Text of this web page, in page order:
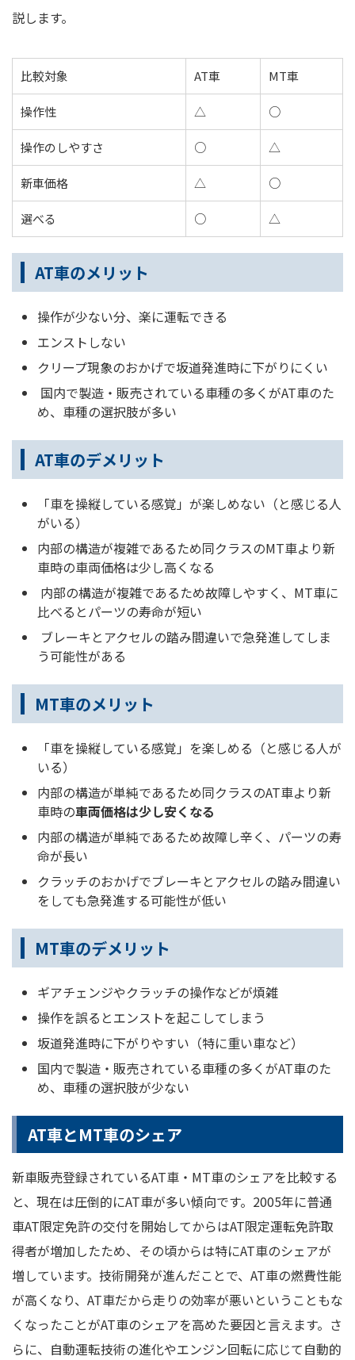
説します。
比較対象 AT車 MT車
操作性 △ ○
操作のしやすさ ○ △
新車価格 △ ○
選べる ○ △
AT車のメリット
操作が少ない分、楽に運転できる
エンストしない
クリープ現象のおかげで坂道発進時に下がりにくい
国内で製造・販売されている車種の多くがAT車のた
め、車種の選択肢が多い
AT車のデメリット
「車を操縦している感覚」が楽しめない（と感じる人
がいる）
内部の構造が複雑であるため同クラスのMT車より新
車時の車両価格は少し高くなる
内部の構造が複雑であるため故障しやすく、MT車に
比べるとパーツの寿命が短い
ブレーキとアクセルの踏み間違いで急発進してしま
う可能性がある
MT車のメリット
「車を操縦している感覚」を楽しめる（と感じる人が
いる）
内部の構造が単純であるため同クラスのAT車より新
車時の車両価格は少し安くなる
内部の構造が単純であるため故障し辛く、パーツの寿
命が長い
クラッチのおかげでブレーキとアクセルの踏み間違い
をしても急発進する可能性が低い
MT車のデメリット
ギアチェンジやクラッチの操作などが煩雑
操作を誤るとエンストを起こしてしまう
坂道発進時に下がりやすい（特に重い車など）
国内で製造・販売されている車種の多くがAT車のた
め、車種の選択肢が少ない
AT車とMT車のシェア
新車販売登録されているAT車・MT車のシェアを比較する
と、現在は圧倒的にAT車が多い傾向です。2005年に普通
車AT限定免許の交付を開始してからはAT限定運転免許取
得者が増加したため、その頃からは特にAT車のシェアが
増しています。技術開発が進んだことで、AT車の燃費性能
が高くなり、AT車だから走りの効率が悪いということもな
くなったことがAT車のシェアを高めた要因と言えます。さ
らに、自動運転技術の進化やエンジン回転に応じて自動的